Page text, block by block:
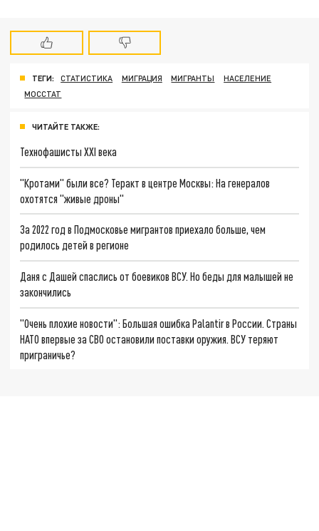
ТЕГИ: СТАТИСТИКА МИГРАЦИЯ МИГРАНТЫ
НАСЕЛЕНИЕ
МОССТАТ
ЧИТАЙТЕ ТАКЖЕ:
Технофашисты XXI века
"Кротами" были все? Теракт в центре Москвы: На генералов
охотятся "живые дроны"
За 2022 год в Подмосковье мигрантов приехало больше, чем
родилось детей в регионе
Даня с Дашей спаслись от боевиков ВСУ. Но беды для малышей не
закончились
"Очень плохие новости": Большая ошибка Palantir в России. Страны
НАТО впервые за СВО остановили поставки оружия. ВСУ теряют
приграничье?